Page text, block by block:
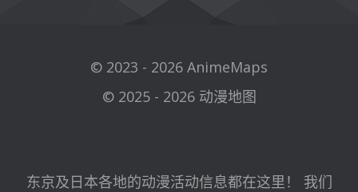
© 2023 - 2026 AnimeMaps
© 2025 - 2026 动漫地图
东京及日本各地的动漫活动信息都在这里！ 我们